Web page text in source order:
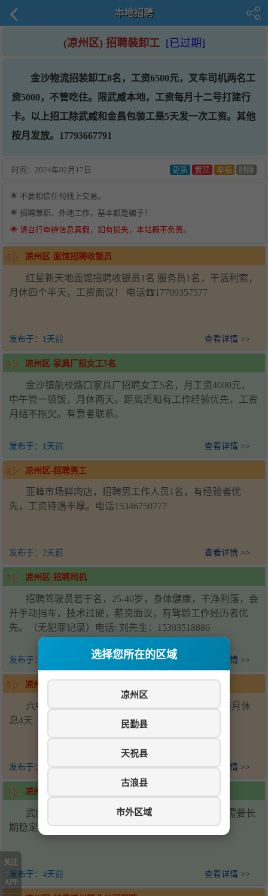
选择您所在的区域
凉州区
民勤县
天祝县
古浪县
市外区域
本地招聘
(凉州区) 招聘装卸工 [已过期]
金沙物流招装卸工8名，工资6500元，叉车司机两名工
资5000，不管吃住。限武威本地，工资每月十二号打建行
卡。以上招工除武威和金昌包装工是5天发一次工资。其他
按月发放。17793667791
时间： 2024年02月17日 更新 置顶 举报 删除
🌟 不要相信任何线上交易。
🌟 招聘兼职、外地工作，基本都是骗子！
🌟 请自行审辨信息真假，如有损失，本站概不负责。
凉州区-面馆招聘收银员
红星新天地面馆招聘收银员1名 服务员1名，干活利索，
月休四个半天，工资面议！ 电话☎17709357577
发布于： 1天前 查看详情 >>
凉州区-家具厂招女工5名
金沙镇航校路口家具厂招聘女工5名，月工资4000元，
中午管一顿饭，月休两天。距离近和有工作经验优先，工资
月结不拖欠。有意者联系。
发布于： 1天前 查看详情 >>
凉州区-招聘男工
亚峰市场鲜肉店，招聘男工作人员1名，有经验者优
先，工资待遇丰厚。电话15346750777
发布于： 2天前 查看详情 >>
凉州区-招聘司机
招聘驾驶员若干名，25-40岁，身体健康，干净利落，会
开手动挡车，技术过硬，薪资面议，有驾龄工作经历者优
先。（无犯罪记录）电话: 刘先生：15393518886
发布于： 查看详情 >>
凉州区-招聘帮厨
六中学校食堂招聘后厨帮厨2名，会压面优先，每月休
息4天（上六休一）工资面议-电话15393538881
发布于： 2天前 查看详情 >>
凉州区-招聘
武威万达广场招聘川湘菜炒锅两名，配菜两名，需要长
期稳定，要求技术过硬，联系电话19958567158
发布于： 4天前 查看详情 >>
关注
APP